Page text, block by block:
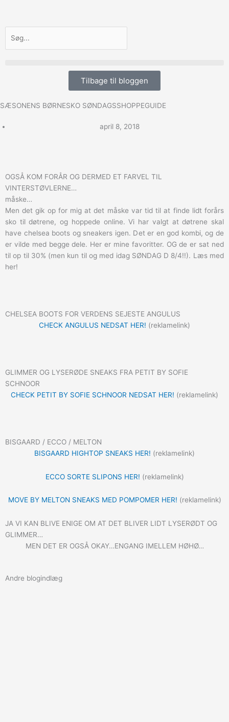
indholdet
Tilbage til bloggen
SÆSONENS BØRNESKO SØNDAGSSHOPPEGUIDE
april 8, 2018
OGSÅ KOM FORÅR OG DERMED ET FARVEL TIL
VINTERSTØVLERNE…
måske…
Men det gik op for mig at det måske var tid til at finde lidt forårs
sko til døtrene, og hoppede online. Vi har valgt at døtrene skal
have chelsea boots og sneakers igen. Det er en god kombi, og de
er vilde med begge dele. Her er mine favoritter. OG de er sat ned
til op til 30% (men kun til og med idag SØNDAG D 8/4!!). Læs med
her!
CHELSEA BOOTS FOR VERDENS SEJESTE ANGULUS
CHECK ANGULUS NEDSAT HER! (reklamelink)
GLIMMER OG LYSERØDE SNEAKS FRA PETIT BY SOFIE
SCHNOOR
CHECK PETIT BY SOFIE SCHNOOR NEDSAT HER! (reklamelink)
BISGAARD / ECCO / MELTON
BISGAARD HIGHTOP SNEAKS HER! (reklamelink)
ECCO SORTE SLIPONS HER! (reklamelink)
MOVE BY MELTON SNEAKS MED POMPOMER HER! (reklamelink)
JA VI KAN BLIVE ENIGE OM AT DET BLIVER LIDT LYSERØDT OG
GLIMMER…
MEN DET ER OGSÅ OKAY…ENGANG IMELLEM HØHØ…
Andre blogindlæg